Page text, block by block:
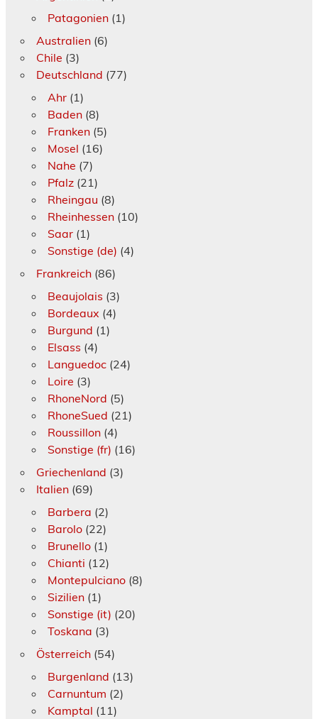
Patagonien(1)
Australien(6)
Chile (3)
Deutschland (77)
Ahr(1)
Baden(8)
Franken(5)
Mosel (16)
Nahe (7)
Pfalz(21)
Rheingau (8)
Rheinhessen(10)
Saar(1)
Sonstige (de) (4)
Frankreich(86)
Beaujolais (3)
Bordeaux (4)
Burgund (1)
Elsass (4)
Languedoc(24)
Loire (3)
RhoneNord (5)
RhoneSued (21)
Roussillon(4)
Sonstige (fr) (16)
Griechenland (3)
Italien(69)
Barbera (2)
Barolo(22)
Brunello(1)
Chianti (12)
Montepulciano(8)
Sizilien(1)
Sonstige (it) (20)
Toskana (3)
Österreich(54)
Burgenland (13)
Carnuntum (2)
Kamptal (11)